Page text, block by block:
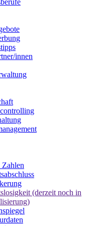
innen
(derzeit noch in